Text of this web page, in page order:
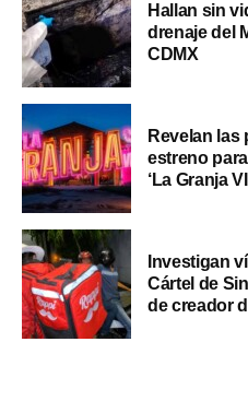
Hallan sin
drenaje del
CDMX
Revelan las
estreno
‘La Granja
Investigan
Cártel de
de creador